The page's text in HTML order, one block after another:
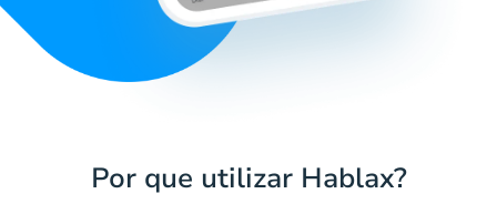
Por que utilizar Hablax?